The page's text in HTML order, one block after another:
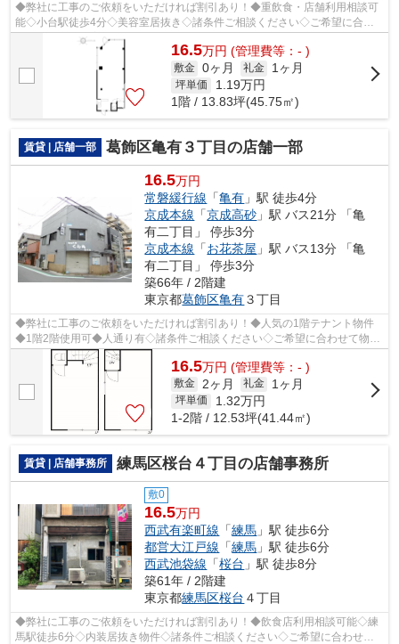
◆弊社に工事のご依頼をいただければ割引あり！◆重飲食・店舗利用相談可
能◇小台駅徒歩4分◇美容室居抜き◇諸条件ご相談ください◇ご希望に合わ
せて物件のご提案が可能です◇お気軽にお問い...
16.5万円 (管理費等：- )
敷金 0ヶ月 礼金 1ヶ月
坪単価 1.19万円
1階 / 13.83坪(45.75㎡)
賃貸 | 店舗一部 葛飾区亀有３丁目の店舗一部
16.5万円
常磐緩行線 「亀有 」駅 徒歩4分
京成本線 「京成高砂 」駅 バス21分 「亀
有二丁目」 停歩3分
京成本線 「お花茶屋 」駅 バス13分 「亀
有二丁目」 停歩3分
築66年 / 2階建
東京都葛飾区亀有３丁目
◆弊社に工事のご依頼をいただければ割引あり！◆人気の1階テナント物件
◆1階2階使用可◆人通り有◇諸条件ご相談ください◇ご希望に合わせて物件
のご提案が可能です◇お気軽にお問い合わせく...
16.5万円 (管理費等：- )
敷金 2ヶ月 礼金 1ヶ月
坪単価 1.32万円
1-2階 / 12.53坪(41.44㎡)
賃貸 | 店舗事務所 練馬区桜台４丁目の店舗事務所
敷0
16.5万円
西武有楽町線 「練馬 」駅 徒歩6分
都営大江戸線 「練馬 」駅 徒歩6分
西武池袋線 「桜台 」駅 徒歩8分
築61年 / 2階建
東京都練馬区桜台 ４丁目
◆弊社に工事のご依頼をいただければ割引あり！◆飲食店利用相談可能◇練
馬駅徒歩6分◇内装居抜き物件◇諸条件ご相談ください◇ご希望に合わせて